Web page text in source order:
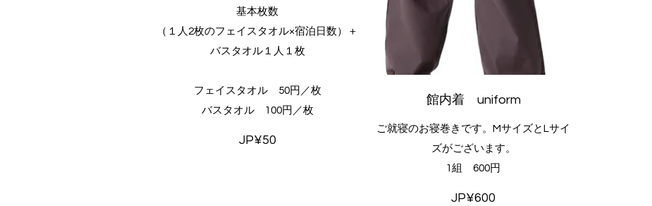
基本枚数
（１人2枚のフェイスタオル×宿泊日数）＋
バスタオル１人１枚
フェイスタオル 50円／枚
バスタオル 100円／枚
JP¥50
館内着 uniform
ご就寝のお寝巻きです。MサイズとLサイ
ズがございます。
1組 600円
JP¥600